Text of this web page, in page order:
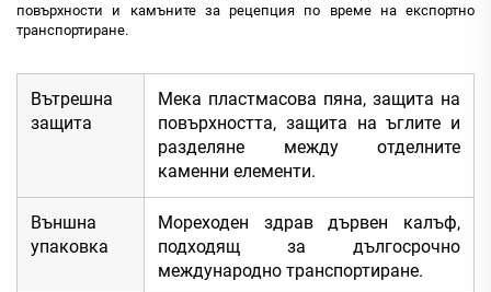
повърхности и камъните за рецепция по време на експортно
транспортиране.
Вътрешна
защита
Мека пластмасова пяна, защита на
повърхността, защита на ъглите и
разделяне между отделните
каменни елементи.
Външна
упаковка
Мореходен здрав дървен калъф,
подходящ за дългосрочно
международно транспортиране.